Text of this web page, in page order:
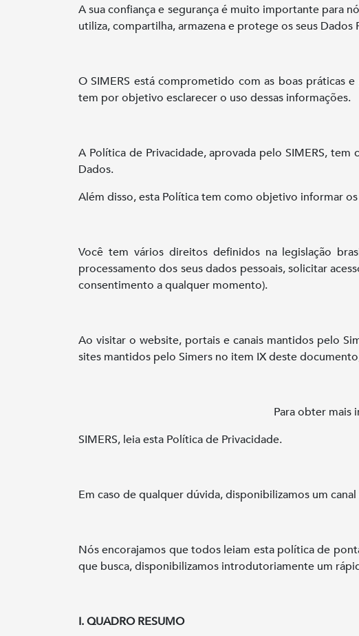
A sua confiança e segurança é muito importante para
utiliza, compartilha, armazena e protege os seus Dados
O SIMERS está comprometido com as boas práticas
tem por objetivo esclarecer o uso dessas informações.
A Política de Privacidade, aprovada pelo SIMERS,
Dados.
Além disso, esta Política tem como objetivo informar
Você tem vários direitos definidos na legislação
processamento dos seus dados pessoais, solicitar
consentimento a qualquer momento).
Ao visitar o website, portais e canais mantidos pelo
sites mantidos pelo Simers no item IX deste
Para obter mais
SIMERS, leia esta Política de Privacidade.
Em caso de qualquer dúvida, disponibilizamos um
Nós encorajamos que todos leiam esta política de
que busca, disponibilizamos introdutoriamente um
I.QUADRO RESUMO